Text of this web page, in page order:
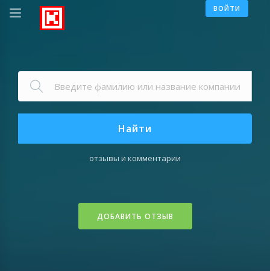
ВОЙТИ
Найти
отзывы и комментарии
ДОБАВИТЬ ОТЗЫВ